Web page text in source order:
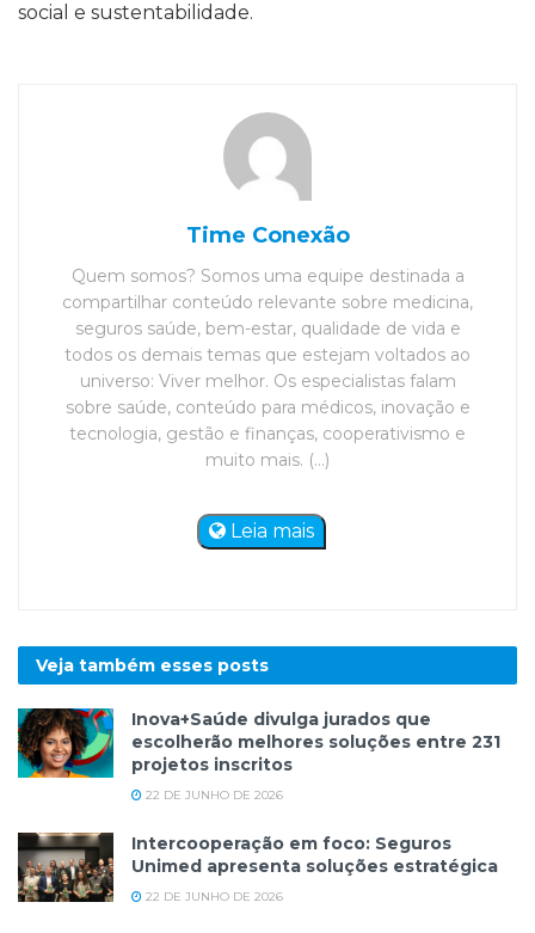
social e sustentabilidade.
Time Conexão
Quem somos? Somos uma equipe destinada a
compartilhar conteúdo relevante sobre medicina,
seguros saúde, bem-estar, qualidade de vida e
todos os demais temas que estejam voltados ao
universo: Viver melhor. Os especialistas falam
sobre saúde, conteúdo para médicos, inovação e
tecnologia, gestão e finanças, cooperativismo e
muito mais. (...)
Leia mais
Veja também esses posts
Inova+Saúde divulga jurados que
escolherão melhores soluções entre 231
projetos inscritos
22 DE JUNHO DE 2026
Intercooperação em foco: Seguros
Unimed apresenta soluções estratégica
22 DE JUNHO DE 2026